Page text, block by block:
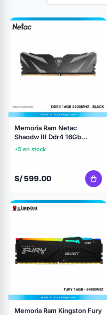
Memoria Ram Netac
Shaodw III Ddr4 16Gb
3200Mhz - Black
+5 en stock
S/ 599.00
Memoria Ram Kingston Fury